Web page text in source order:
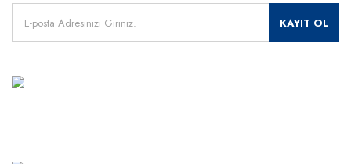
KAYIT OL